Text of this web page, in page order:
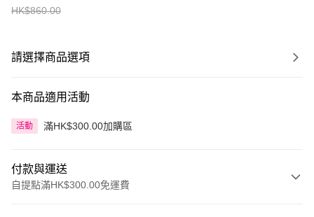
HK$860.00
請選擇商品選項
本商品適用活動
活動 滿HK$300.00加購區
付款與運送
自提點滿HK$300.00免運費